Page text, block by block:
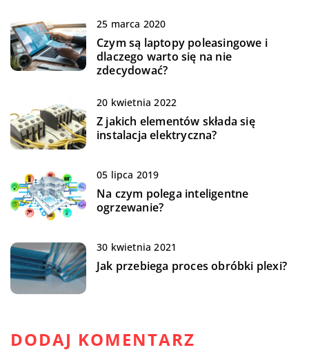
25 marca 2020
Czym są laptopy poleasingowe i
dlaczego warto się na nie
zdecydować?
20 kwietnia 2022
Z jakich elementów składa się
instalacja elektryczna?
05 lipca 2019
Na czym polega inteligentne
ogrzewanie?
30 kwietnia 2021
Jak przebiega proces obróbki plexi?
DODAJ KOMENTARZ